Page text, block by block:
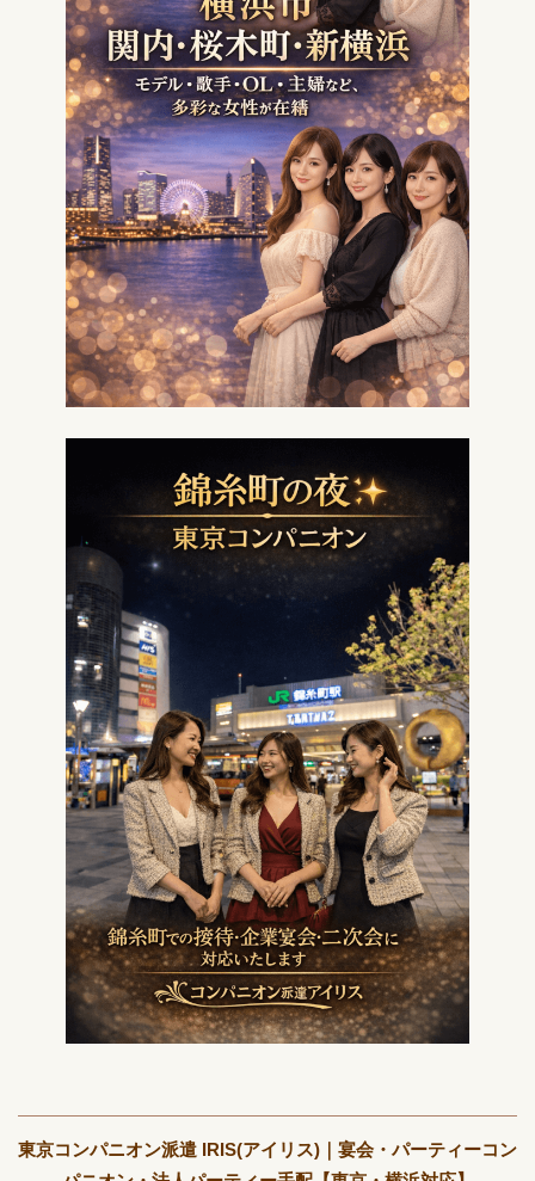
東京コンパニオン派遣 IRIS(アイリス)｜宴会・パーティーコン